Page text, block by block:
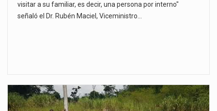
visitar a su familiar, es decir, una persona por interno"
señaló el Dr. Rubén Maciel, Viceministro…